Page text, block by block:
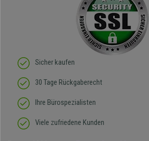
Sicher kaufen
30 Tage Rückgaberecht
Ihre Bürospezialisten
Viele zufriedene Kunden